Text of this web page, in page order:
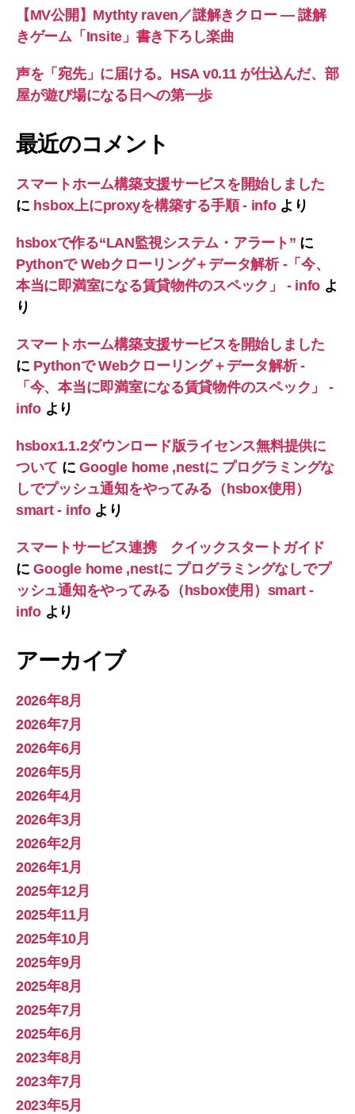
【MV公開】Mythty raven／謎解きクロー — 謎解
きゲーム「Insite」書き下ろし楽曲
声を「宛先」に届ける。HSA v0.11 が仕込んだ、部
屋が遊び場になる日への第一歩
最近のコメント
スマートホーム構築支援サービスを開始しました
に hsbox上にproxyを構築する手順 - infoより
hsboxで作る“LAN監視システム・アラート” に
Pythonで Webクローリング＋データ解析 -「今、
本当に即満室になる賃貸物件のスペック」 - infoよ
り
スマートホーム構築支援サービスを開始しました
に Pythonで Webクローリング＋データ解析 -
「今、本当に即満室になる賃貸物件のスペック」 -
infoより
hsbox1.1.2ダウンロード版ライセンス無料提供に
ついて にGoogle home ,nestに プログラミングな
しでプッシュ通知をやってみる（hsbox使用）
smart - infoより
スマートサービス連携 クイックスタートガイド
にGoogle home ,nestに プログラミングなしでプ
ッシュ通知をやってみる（hsbox使用）smart -
infoより
アーカイブ
2026年8月
2026年7月
2026年6月
2026年5月
2026年4月
2026年3月
2026年2月
2026年1月
2025年12月
2025年11月
2025年10月
2025年9月
2025年8月
2025年7月
2025年6月
2023年8月
2023年7月
2023年5月